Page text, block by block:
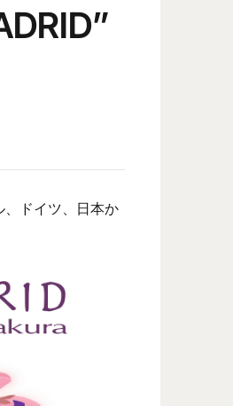
ドイツ、日本か